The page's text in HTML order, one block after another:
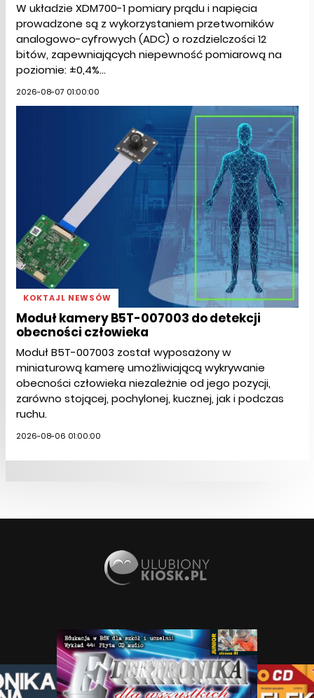
W układzie XDM700-1 pomiary prądu i napięcia
prowadzone są z wykorzystaniem przetworników
analogowo-cyfrowych (ADC) o rozdzielczości 12
bitów, zapewniających niepewność pomiarową na
poziomie: ±0,4%...
2026-08-07 01:00:00
KOKTAJL NEWSÓW
Moduł kamery B5T-007003 do detekcji
obecności człowieka
Moduł B5T-007003 został wyposażony w
miniaturową kamerę umożliwiającą wykrywanie
obecności człowieka niezależnie od jego pozycji,
zarówno stojącej, pochylonej, kucznej, jak i podczas
ruchu.
2026-08-06 01:00:00